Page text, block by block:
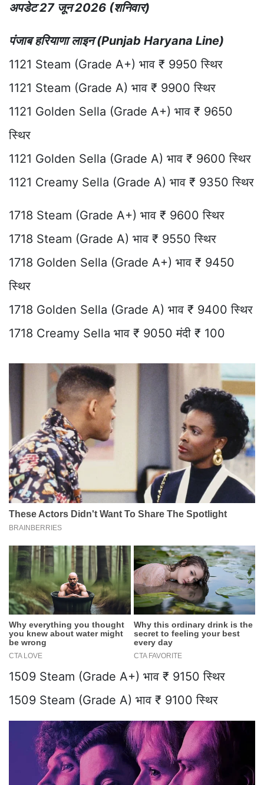
अपडेट 27 जून 2026 (शनिवार)
पंजाब हरियाणा लाइन (Punjab Haryana Line)
1121 Steam (Grade A+) भाव ₹ 9950 स्थिर
1121 Steam (Grade A) भाव ₹ 9900 स्थिर
1121 Golden Sella (Grade A+) भाव ₹ 9650
स्थिर
1121 Golden Sella (Grade A) भाव ₹ 9600 स्थिर
1121 Creamy Sella (Grade A) भाव ₹ 9350 स्थिर
1718 Steam (Grade A+) भाव ₹ 9600 स्थिर
1718 Steam (Grade A) भाव ₹ 9550 स्थिर
1718 Golden Sella (Grade A+) भाव ₹ 9450
स्थिर
1718 Golden Sella (Grade A) भाव ₹ 9400 स्थिर
1718 Creamy Sella भाव ₹ 9050 मंदी ₹ 100
1509 Steam (Grade A+) भाव ₹ 9150 स्थिर
1509 Steam (Grade A) भाव ₹ 9100 स्थिर